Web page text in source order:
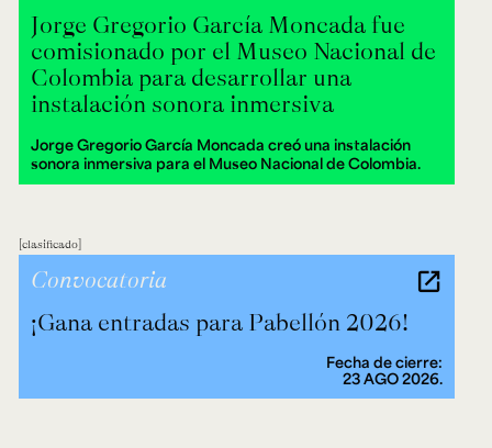
Jorge Gregorio García Moncada fue
comisionado por el Museo Nacional de
Colombia para desarrollar una
instalación sonora inmersiva
Jorge Gregorio García Moncada creó una instalación
sonora inmersiva para el Museo Nacional de Colombia.
clasificado
¡Gana entradas para Pabellón 2026!
Convocatoria
Fecha de cierre:
23 AGO 2026.